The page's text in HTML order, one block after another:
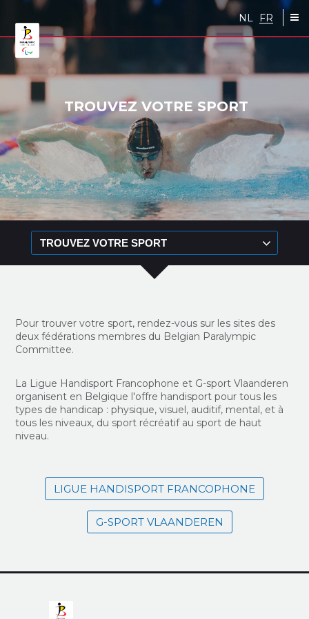
Skip to main content
NL FR
TROUVEZ VOTRE SPORT
Pour trouver votre sport, rendez-vous sur les sites des
deux fédérations membres du Belgian Paralympic
Committee.
La Ligue Handisport Francophone et G-sport Vlaanderen
organisent en Belgique l'offre handisport pour tous les
types de handicap : physique, visuel, auditif, mental, et à
tous les niveaux, du sport récréatif au sport de haut
niveau.
LIGUE HANDISPORT FRANCOPHONE
G-SPORT VLAANDEREN